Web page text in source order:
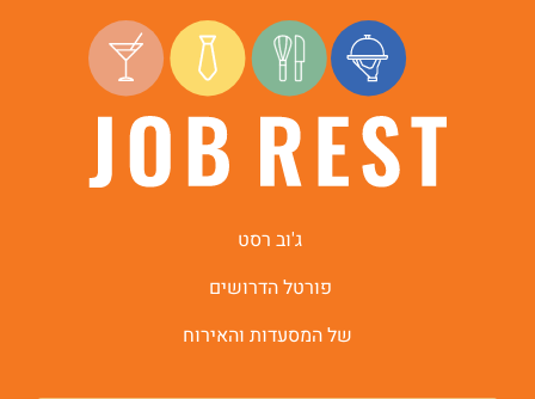
ג'וב רסט
פורטל הדרושים
של המסעדות והאירוח